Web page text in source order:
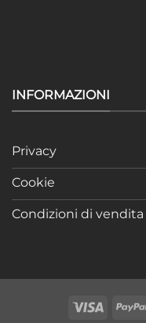
INFORMAZIONI
Privacy
Cookie
Condizioni di vendita
Visa